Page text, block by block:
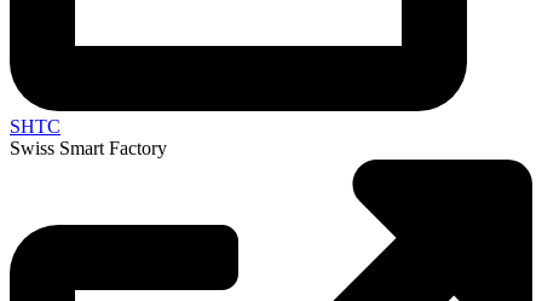
SHTC
Swiss Smart Factory